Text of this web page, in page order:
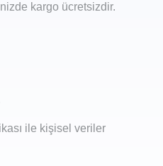
kargo ücretsizdir.
ile kişisel veriler